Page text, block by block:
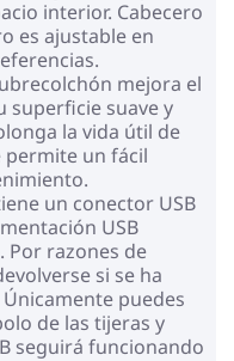
interior. Cabecero
es ajustable en
mejora el
superficie suave y
la vida útil de
permite un fácil
un conector USB
USB
Por razones de
si se ha
puedes
de las tijeras y
seguirá funcionando